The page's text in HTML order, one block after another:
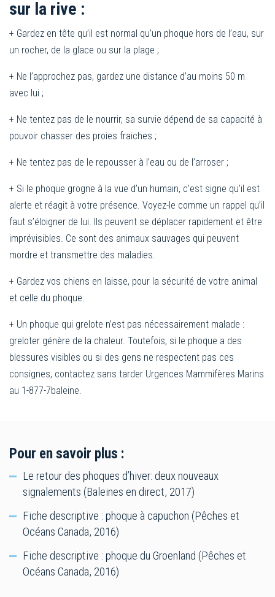
sur la rive :
+ Gardez en tête qu’il est normal qu’un phoque hors de l’eau, sur
un rocher, de la glace ou sur la plage ;
+ Ne l’approchez pas, gardez une distance d’au moins 50 m
avec lui ;
+ Ne tentez pas de le nourrir, sa survie dépend de sa capacité à
pouvoir chasser des proies fraiches ;
+ Ne tentez pas de le repousser à l’eau ou de l’arroser ;
+ Si le phoque grogne à la vue d’un humain, c’est signe qu’il est
alerte et réagit à votre présence. Voyez-le comme un rappel qu’il
faut s’éloigner de lui. Ils peuvent se déplacer rapidement et être
imprévisibles. Ce sont des animaux sauvages qui peuvent
mordre et transmettre des maladies.
+ Gardez vos chiens en laisse, pour la sécurité de votre animal
et celle du phoque.
+ Un phoque qui grelote n’est pas nécessairement malade :
greloter génère de la chaleur. Toutefois, si le phoque a des
blessures visibles ou si des gens ne respectent pas ces
consignes, contactez sans tarder Urgences Mammifères Marins
au 1-877-7baleine.
Pour en savoir plus :
Le retour des phoques d’hiver: deux nouveaux
signalements (Baleines en direct, 2017)
Fiche descriptive : phoque à capuchon (Pêches et
Océans Canada, 2016)
Fiche descriptive : phoque du Groenland (Pêches et
Océans Canada, 2016)